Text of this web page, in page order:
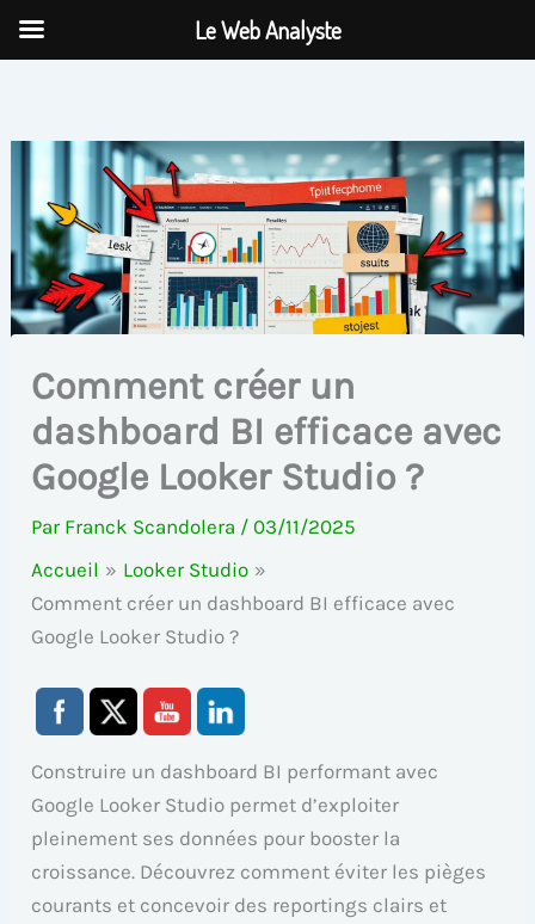
Aller
Comment créer un
dashboard BI efficace avec
Google Looker Studio ?
Par Franck Scandolera /03/11/2025
Accueil
Looker Studio
Comment créer un dashboard BI efficace avec
Google Looker Studio ?
Construire un dashboard BI performant avec
Google Looker Studio permet d’exploiter
pleinement ses données pour booster la
croissance. Découvrez comment éviter les pièges
courants et concevoir des reportings clairs et
Le Web Analyste